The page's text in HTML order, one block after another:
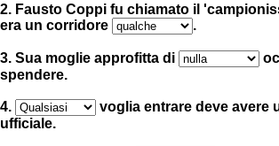
2. Fausto Coppi fu chiamato il
era un corridore
.
3. Sua moglie approfitta di
spendere.
4.
voglia entrare deve avere
ufficiale.